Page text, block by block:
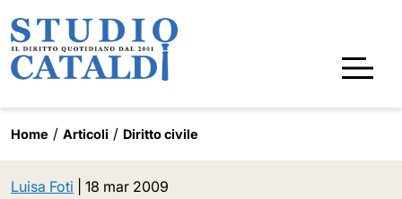
Home Articoli Diritto civile
Luisa Foti 18 mar 2009